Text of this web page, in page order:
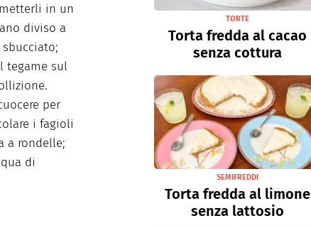
in un
diviso a
tegame sul
per
i fagioli
a rondelle;
di
TORTE
Torta fredda al cacao
senza cottura
SEMIFREDDI
Torta fredda al limone
senza lattosio